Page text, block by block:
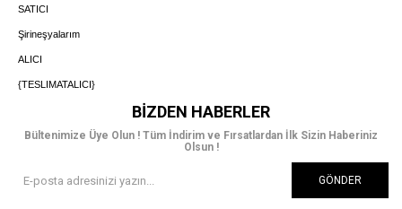
SATICI
Şirineşyalarım
ALICI
{TESLIMATALICI}
BIZDEN HABERLER
Bültenimize Üye Olun ! Tüm İndirim ve Fırsatlardan İlk Sizin Haberiniz
Olsun !
GÖNDER